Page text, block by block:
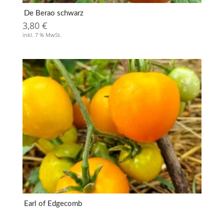
De Berao schwarz
3,80 €
inkl. 7 % MwSt.
Earl of Edgecomb